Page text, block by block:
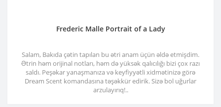
Frederic Malle Portrait of a Lady
Salam, Bakıda çətin tapılan bu ətri anam üçün əldə etmişdim.
Ətrin həm orijinal notları, həm də yüksək qalıcılığı bizi çox razı
saldı. Peşəkar yanaşmanıza və keyfiyyətli xidmətinizə görə
Dream Scent komandasına təşəkkür edirik. Sizə bol uğurlar
arzulayırıq!..